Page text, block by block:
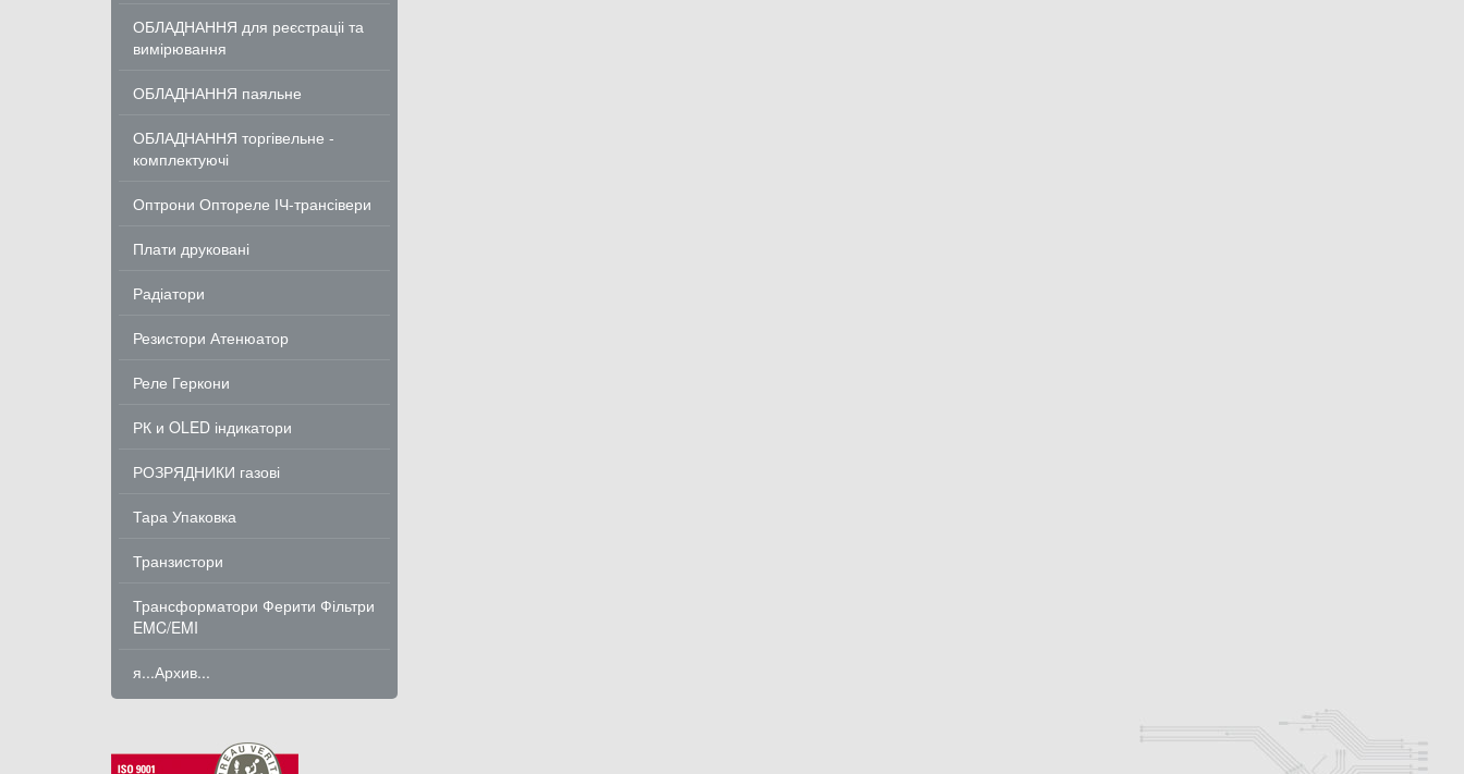
ОБЛАДНАННЯ для реєстраціі та
вимірювання
ОБЛАДНАННЯ паяльне
ОБЛАДНАННЯ торгівельне -
комплектуючі
Оптрони Оптореле ІЧ-трансівери
Плати друковані
Радіатори
Резистори Атенюатор
Реле Геркони
РК и OLED індикатори
РОЗРЯДНИКИ газові
Тара Упаковка
Транзистори
Трансформатори Ферити Фільтри
EMC/EMI
я...Архив...